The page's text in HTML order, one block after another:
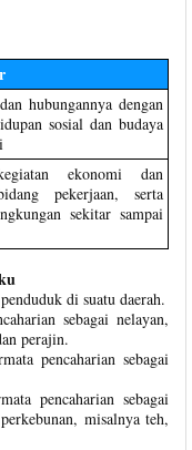
hubungannya dengan
sosial dan budaya
ekonomi dan
pekerjaan, serta
sekitar sampai
di suatu daerah.
sebagai nelayan,
perajin.
pencaharian sebagai
pencaharian sebagai
misalnya teh,